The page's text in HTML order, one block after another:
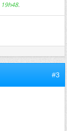
19h48.
#3